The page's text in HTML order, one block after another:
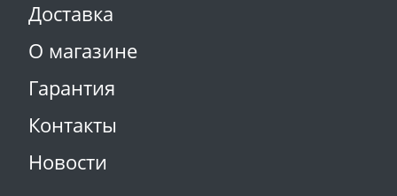
Доставка
О магазине
Гарантия
Контакты
Новости